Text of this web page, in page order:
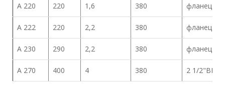
A 220 220 1,6 380 фланец
A 222 220 2,2 380 фланец
A 230 290 2,2 380 фланец
A 270 400 4 380 2 1/2"BP